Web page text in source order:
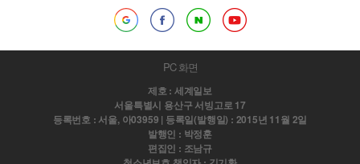
PC 화면
제호 : 세계일보
서울특별시 용산구 서빙고로 17
등록번호 : 서울, 아03959 | 등록일(발행일) : 2015년 11월 2일
발행인 : 박정훈
편집인 : 조남규